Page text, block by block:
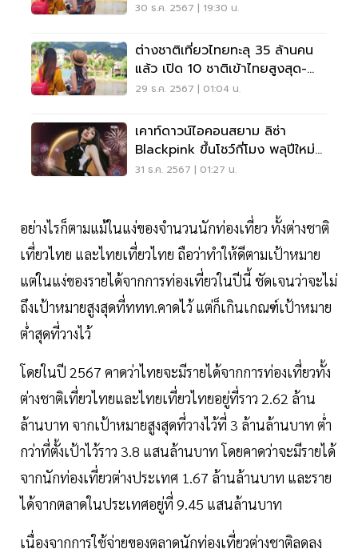
30 ธ.ค. 2567 | 19:30 น.
ต่างชาติเที่ยวไทยทะลุ 35 ล้านคน
แล้ว เปิด 10 ชาติเข้าไทยสูงสุด-
ตลาด New High
29 ธ.ค. 2567 | 01:04 น.
เคาท์ดาวน์ไอคอนสยาม ลิซ่า
Blackpink ขึ้นโชว์กี่โมง พลุปีใหม่
2568 เช็คที่นี่
31 ธ.ค. 2567 | 01:27 น.
อย่างไรก็ตามแม้ในแง่ของจำนวนนักท่องเที่ยว ทั้งต่างชาติ
เที่ยวไทย และไทยเที่ยวไทย ถือว่าทำให้ดีตามเป้าหมาย
แต่ในแง่ของรายได้จากการท่องเที่ยวในปีนี้ ชัดเจนว่าจะไม่
ถึงเป้าหมายสูงสุดที่ททท.คาดไว้ แต่ก็เกินเกณฑ์เป้าหมาย
ต่ำสุดที่วางไว้
โดยในปี 2567 คาดว่าไทยจะมีรายได้จากการท่องเที่ยวทั้ง
ต่างชาติเที่ยวไทยและไทยเที่ยวไทยอยู่ที่ราว 2.62 ล้าน
ล้านบาท จากเป้าหมายสูงสุดที่วางไว้ที่ 3 ล้านล้านบาท ต่ำ
กว่าที่ตั้งเป้าไว้ราว 3.8 แสนล้านบาท โดยคาดว่าจะมีรายได้
จากนักท่องเที่ยวต่างประเทศ 1.67 ล้านล้านบาท และราย
ได้จากตลาดในประเทศอยู่ที่ 9.45 แสนล้านบาท
เนื่องจากการใช้จ่ายของตลาดนักท่องเที่ยวต่างชาติลดลง